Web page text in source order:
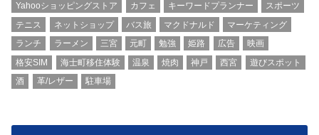
Yahooショッピングストア
カフェ キーワードプランナー
スポーツ
テニス
ネットショップ バス旅 マクドナルド
マーケティング
ランチ
ラーメン 三宮 元町 勉強 姫路 広告
映画
格安SIM
海士町移住体験 温泉 焼肉 神戸 西宮
遊びスポット
酒
革/レザー 駐車場